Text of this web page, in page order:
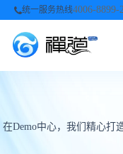
统一服务热线4006-8899-
在Demo中心，我们精心打